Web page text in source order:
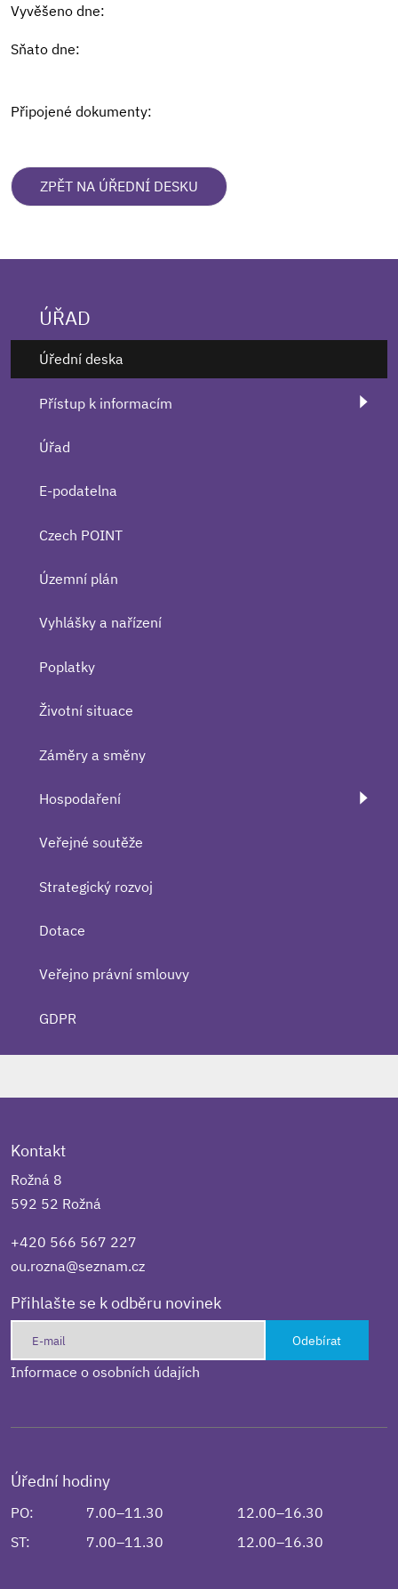
Vyvěšeno dne:
Sňato dne:
Připojené dokumenty:
ZPĚT NA ÚŘEDNÍ DESKU
ÚŘAD
Úřední deska
Přístup k informacím
Úřad
E-podatelna
Czech POINT
Územní plán
Vyhlášky a nařízení
Poplatky
Životní situace
Záměry a směny
Hospodaření
Veřejné soutěže
Strategický rozvoj
Dotace
Veřejno právní smlouvy
GDPR
Kontakt
Rožná 8
592 52 Rožná
+420 566 567 227
ou.rozna@seznam.cz
Přihlašte se k odběru novinek
Odebírat
Informace o osobních údajích
Úřední hodiny
PO: 7.00–11.30
12.00–16.30
ST:
7.00–11.30 12.00–16.30